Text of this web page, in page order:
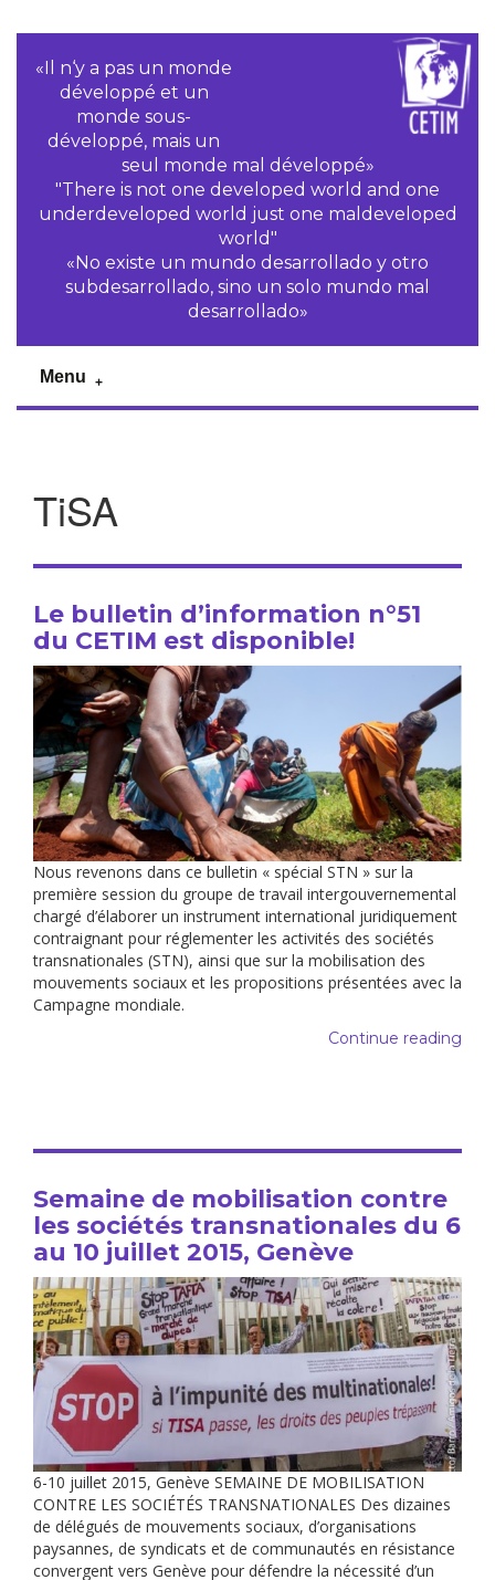
«Il n‘y a pas un monde
développé et un
monde sous-
développé, mais un
seul monde mal développé»
"There is not one developed world and one
underdeveloped world just one maldeveloped
world"
«No existe un mundo desarrollado y otro
subdesarrollado, sino un solo mundo mal
desarrollado»
Menu
TiSA
Le bulletin d’information n°51
du CETIM est disponible!
Nous revenons dans ce bulletin « spécial STN » sur la
première session du groupe de travail intergouvernemental
chargé d’élaborer un instrument international juridiquement
contraignant pour réglementer les activités des sociétés
transnationales (STN), ainsi que sur la mobilisation des
mouvements sociaux et les propositions présentées avec la
Campagne mondiale.
Continue reading
Semaine de mobilisation contre
les sociétés transnationales du 6
au 10 juillet 2015, Genève
6-10 juillet 2015, Genève SEMAINE DE MOBILISATION
CONTRE LES SOCIÉTÉS TRANSNATIONALES Des dizaines
de délégués de mouvements sociaux, d’organisations
paysannes, de syndicats et de communautés en résistance
convergent vers Genève pour défendre la nécessité d’un